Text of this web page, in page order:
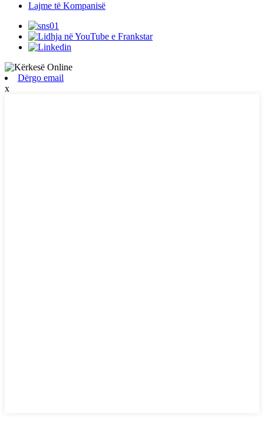
Lajme të Kompanisë
Dërgo email
x